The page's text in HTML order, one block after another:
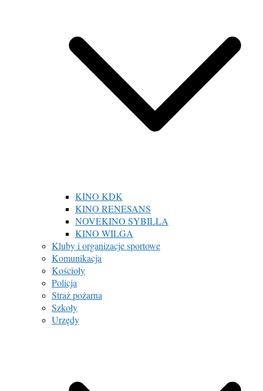
KINO KDK
KINO RENESANS
NOVEKINO SYBILLA
KINO WILGA
Kluby i organizacje sportowe
Komunikacja
Kościoły
Policja
Straż pożarna
Szkoły
Urzędy